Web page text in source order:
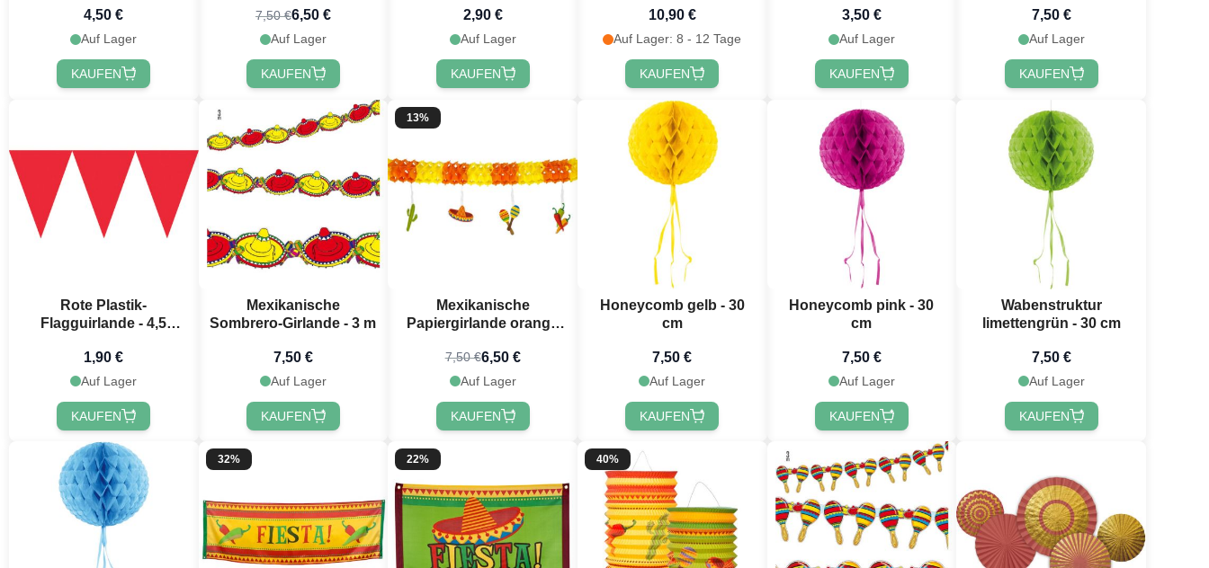
4,50 €
Auf Lager
KAUFEN
7,50 €6,50 €
Auf Lager
KAUFEN
2,90 €
Auf Lager
KAUFEN
10,90 €
Auf Lager: 8 - 12 Tage
KAUFEN
3,50 €
Auf Lager
KAUFEN
7,50 €
Auf Lager
KAUFEN
Rote Plastik-
Flagguirlande - 4,5
1,90 €
Auf Lager
KAUFEN
Mexikanische
Sombrero-Girlande - 3 m
7,50 €
Auf Lager
KAUFEN
13%
Mexikanische
Papiergirlande orange
7,50 €6,50 €
Auf Lager
KAUFEN
Honeycomb gelb - 30
cm
7,50 €
Auf Lager
KAUFEN
Honeycomb pink - 30
cm
7,50 €
Auf Lager
KAUFEN
Wabenstruktur
limettengrün - 30 cm
7,50 €
Auf Lager
KAUFEN
32% 22% 40%
Jetzt registrieren!